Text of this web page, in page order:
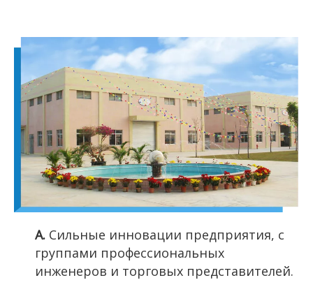
А. Сильные инновации предприятия, с
группами профессиональных
инженеров и торговых представителей.